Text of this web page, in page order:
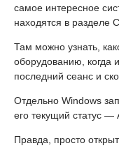
самое интересное
находятся в разделе
Там можно узнать,
оборудованию, когда
последний сеанс и
Отдельно Windows
его текущий статус —
Правда, просто